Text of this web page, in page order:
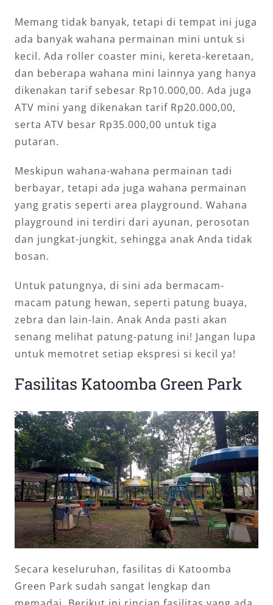
Memang tidak banyak, tetapi di tempat ini juga
ada banyak wahana permainan mini untuk si
kecil. Ada roller coaster mini, kereta-keretaan,
dan beberapa wahana mini lainnya yang hanya
dikenakan tarif sebesar Rp10.000,00. Ada juga
ATV mini yang dikenakan tarif Rp20.000,00,
serta ATV besar Rp35.000,00 untuk tiga
putaran.
Meskipun wahana-wahana permainan tadi
berbayar, tetapi ada juga wahana permainan
yang gratis seperti area playground. Wahana
playground ini terdiri dari ayunan, perosotan
dan jungkat-jungkit, sehingga anak Anda tidak
bosan.
Untuk patungnya, di sini ada bermacam-
macam patung hewan, seperti patung buaya,
zebra dan lain-lain. Anak Anda pasti akan
senang melihat patung-patung ini! Jangan lupa
untuk memotret setiap ekspresi si kecil ya!
Fasilitas Katoomba Green Park
Secara keseluruhan, fasilitas di Katoomba
Green Park sudah sangat lengkap dan